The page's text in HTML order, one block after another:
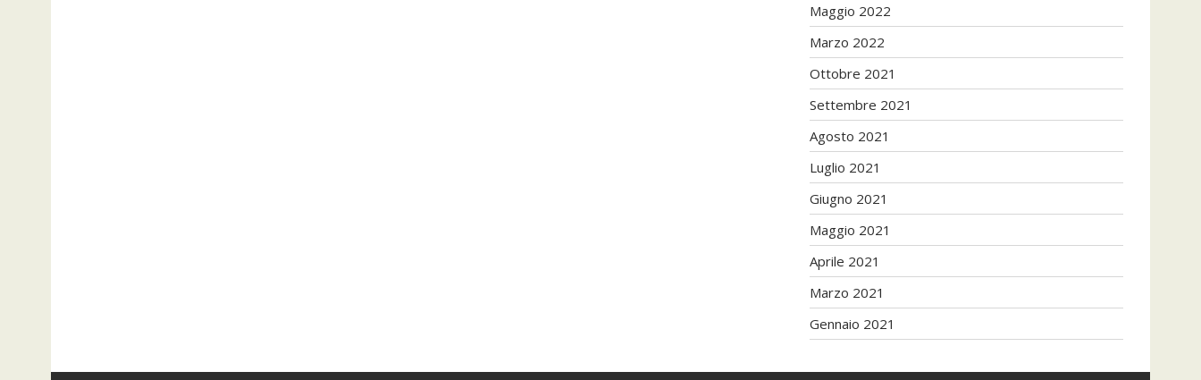
Maggio 2022
Marzo 2022
Ottobre 2021
Settembre 2021
Agosto 2021
Luglio 2021
Giugno 2021
Maggio 2021
Aprile 2021
Marzo 2021
Gennaio 2021